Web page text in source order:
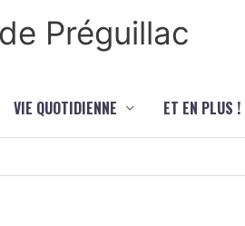
Préguillac
VIE QUOTIDIENNE ET EN PLUS !